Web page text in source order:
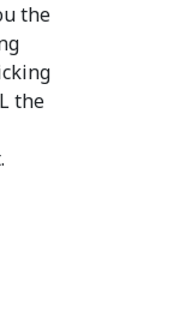
the
the